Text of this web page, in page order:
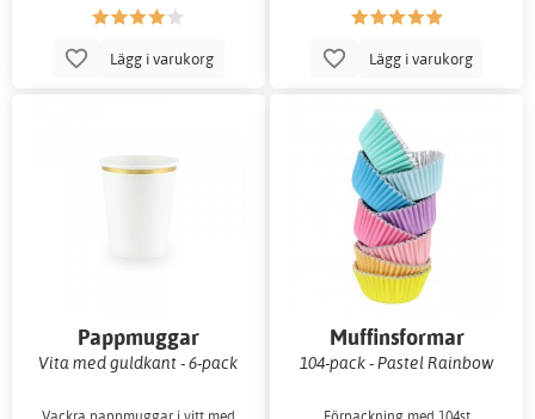
Lägg i varukorg Lägg i varukorg
Pappmuggar
Vita med guldkant - 6-pack
Muffinsformar
104-pack - Pastel Rainbow